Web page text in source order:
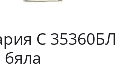
С 35360БЛ
бяла